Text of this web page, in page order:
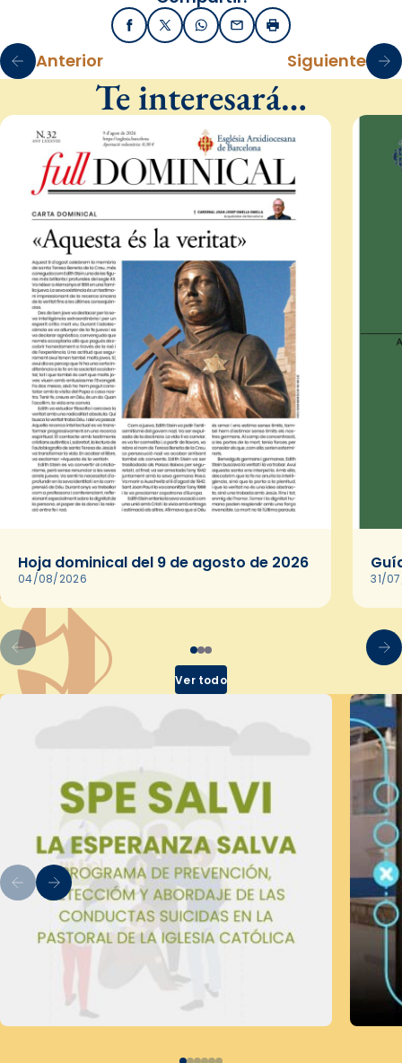
FacebookX / TwitterWhatsApp
EmailImprimir
Anterior Siguiente
Te interesará…
Hoja dominical del 9 de agosto de 2026
04/08/2026 31/
Ver todo